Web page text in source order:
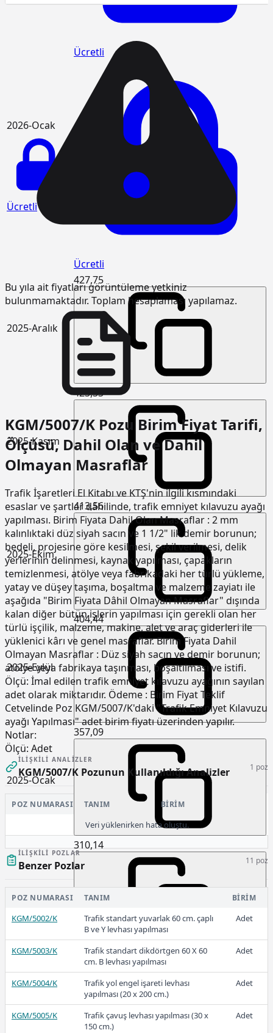
Ücretli
2026-Ocak
Ücretli
Ücretli
2025-Aralık
427,75
2025-Kasım
423,33
2025-Ekim
413,56
2025-Eylül
404,44
2025-Ocak
357,09
2024
310,14
2023-2
222,64
Bu yıla ait fiyatları görüntüleme yetkiniz
bulunmamaktadır. Toplam hesaplaması yapılamaz.
KGM/5007/K Pozu Birim Fiyat Tarifi,
Ölçüsü, Dahil Olan ve Dahil
Olmayan Masraflar
Trafik İşaretleri El Kitabı ve KTŞ'nin ilgili kısmındaki
esaslar ve şartlar dâhilinde, trafik emniyet kılavuzu ayağı
yapılması. Birim Fiyata Dahil Olan Masraflar : 2 mm
kalınlıktaki düz siyah sacın ve 1 1/2" lik demir borunun;
bedeli, projesine göre kesilmesi, şekil verilmesi, delik
yerlerinin delinmesi, kaynak yapılması, çapakların
temizlenmesi, atölye veya fabrikadaki her türlü yükleme,
yatay ve düşey taşıma, boşaltma ve malzeme zayiatı ile
aşağıda "Birim Fiyata Dâhil Olmayan Masraflar" dışında
kalan diğer bütün işlerin yapılması için gerekli olan her
türlü işçilik, malzeme, makine, alet ve araç giderleri ile
yüklenici kârı ve genel masraflar. Birim Fiyata Dahil
Olmayan Masraflar : Düz siyah sacın ve demir borunun;
atölye veya fabrikaya taşınması, boşaltılması ve istifi.
Ölçü: İmal edilen trafik emniyet kılavuzu ayağının sayılan
adet olarak miktarıdır. Ödeme : Birim Fiyat Teklif
Cetvelinde Poz KGM/5007/K'daki "Trafik Emniyet Kılavuzu
ayağı Yapılması" adet birim fiyatı üzerinden yapılır.
Notlar:
Ölçü: Adet
İLIŞKILI ANALIZLER
KGM/5007/K Pozunun Kullanıldığı Analizler 1 poz
POZ NUMARASI TANIM BIRIM
Veri yüklenirken hata oluştu.
İLIŞKILI POZLAR
Benzer Pozlar 11 poz
POZ NUMARASI TANIM BIRIM
KGM/5002/K
Trafik standart yuvarlak 60 cm. çaplı
B ve Y levhası yapılması
Adet
KGM/5003/K
Trafik standart dikdörtgen 60 X 60
cm. B levhası yapılması
Adet
KGM/5004/K
Trafik yol engel işareti levhası
yapılması (20 x 200 cm.)
Adet
KGM/5005/K
Trafik çavuş levhası yapılması (30 x
150 cm.)
Adet